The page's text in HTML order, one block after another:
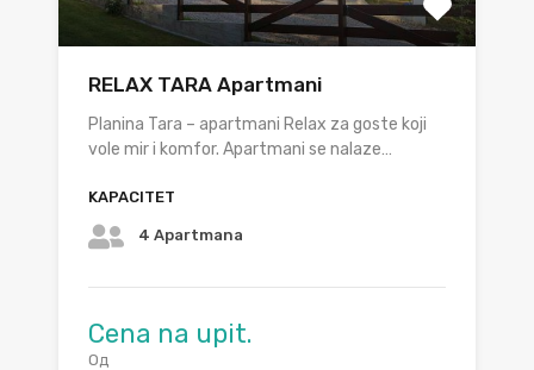
RELAX TARA Apartmani
Planina Tara – apartmani Relax za goste koji
vole mir i komfor. Apartmani se nalaze…
KAPACITET
4 Apartmana
Cena na upit.
Од